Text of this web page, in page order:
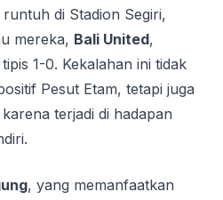
di Stadion Segiri,
mereka, Bali United,
1-0. Kekalahan ini tidak
Pesut Etam, tetapi juga
terjadi di hadapan
, yang memanfaatkan